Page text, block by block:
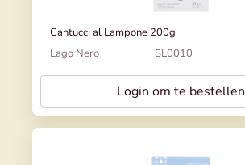
Cantucci al Lampone 200g
Lago Nero
SL0010
Login om te bestellen